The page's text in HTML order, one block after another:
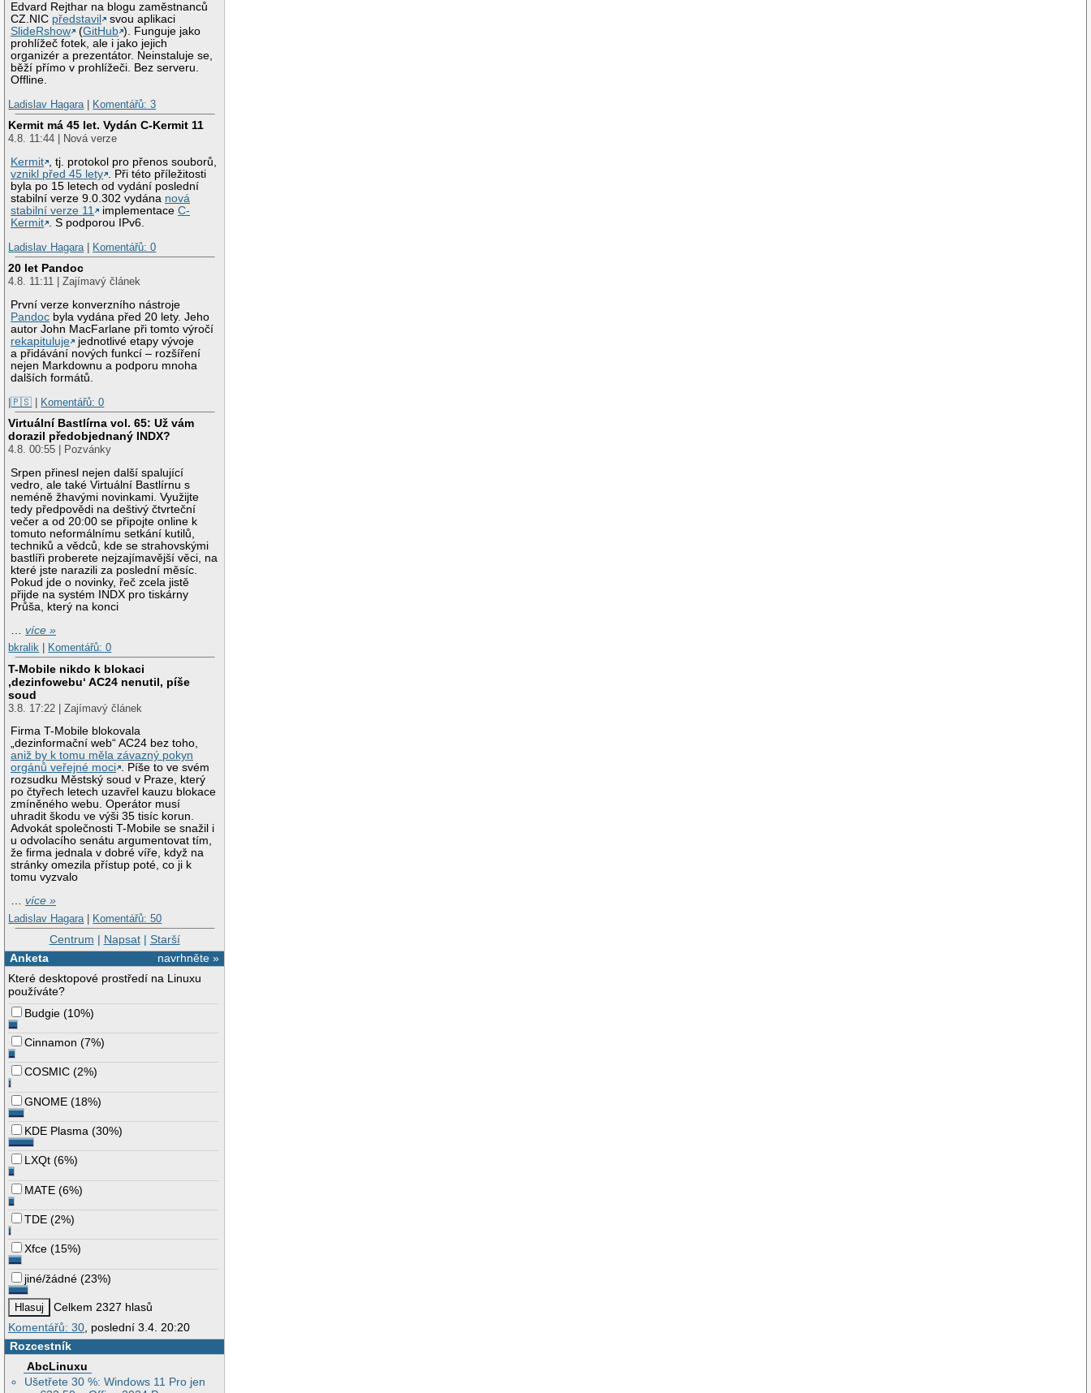
Edvard Rejthar na blogu zaměstnanců
CZ.NIC představil
svou aplikaci
SlideRshow
(GitHub ). Funguje jako
prohlížeč fotek, ale i jako jejich
organizér a prezentátor. Neinstaluje se,
běží přímo v prohlížeči. Bez serveru.
Offline.
Ladislav Hagara | Komentářů: 3
Kermit má 45 let. Vydán C-Kermit 11
4.8. 11:44 | Nová verze
Kermit , tj. protokol pro přenos souborů,
vznikl před 45 lety . Při této příležitosti
byla po 15 letech od vydání poslední
stabilní verze 9.0.302 vydána nová
stabilní verze 11
implementaceC-
Kermit . S podporou IPv6.
Ladislav Hagara | Komentářů: 0
20 let Pandoc
4.8. 11:11 | Zajímavý článek
První verze konverzního nástroje
Pandoc byla vydána před 20 lety. Jeho
autor John MacFarlane při tomto výročí
rekapituluje
jednotlivé etapy vývoje
a přidávání nových funkcí – rozšíření
nejen Markdownu a podporu mnoha
dalších formátů.
|🇵🇸 | Komentářů: 0
Virtuální Bastlírna vol. 65: Už vám
dorazil předobjednaný INDX?
4.8. 00:55 | Pozvánky
Srpen přinesl nejen další spalující
vedro, ale také Virtuální Bastlírnu s
neméně žhavými novinkami. Využijte
tedy předpovědi na deštivý čtvrteční
večer a od 20:00 se připojte online k
tomuto neformálnímu setkání kutilů,
techniků a vědců, kde se strahovskými
bastlíři proberete nejzajímavější věci, na
které jste narazili za poslední měsíc.
Pokud jde o novinky, řeč zcela jistě
přijde na systém INDX pro tiskárny
Průša, který na konci
…více »
bkralik
Komentářů: 0
T-Mobile nikdo k blokaci
‚dezinfowebu‘ AC24 nenutil, píše
soud
3.8. 17:22 | Zajímavý článek
Firma T-Mobile blokovala
„dezinformační web“ AC24 bez toho,
aniž by k tomu měla závazný pokyn
orgánů veřejné moci . Píše to ve svém
rozsudku Městský soud v Praze, který
po čtyřech letech uzavřel kauzu blokace
zmíněného webu. Operátor musí
uhradit škodu ve výši 35 tisíc korun.
Advokát společnosti T-Mobile se snažil i
u odvolacího senátu argumentovat tím,
že firma jednala v dobré víře, když na
stránky omezila přístup poté, co ji k
tomu vyzvalo
…více »
Ladislav Hagara | Komentářů: 50
Centrum | Napsat| Starší
navrhněte »
Anketa
Které desktopové prostředí na Linuxu
používáte?
Budgie (10%)
Cinnamon (7%)
COSMIC (2%)
GNOME (18%)
KDE Plasma (30%)
LXQt (6%)
MATE (6%)
TDE (2%)
Xfce (15%)
jiné/žádné (23%)
Celkem 2327 hlasů
Komentářů: 30, poslední 3.4. 20:20
Rozcestník
AbcLinuxu
Ušetřete 30 %: Windows 11 Pro jen